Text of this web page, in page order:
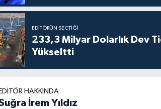
EDITÖRÜN SEÇTIĞI
233,3 Milyar Dolarlık Dev
Yükseltti
EDITÖR HAKKINDA
İrem Yıldız